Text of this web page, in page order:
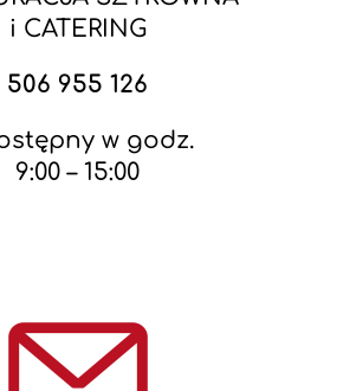
i CATERING
506 955 126
w godz.
9:00 – 15:00